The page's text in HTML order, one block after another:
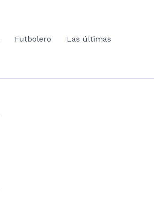
Futbolero Las últimas